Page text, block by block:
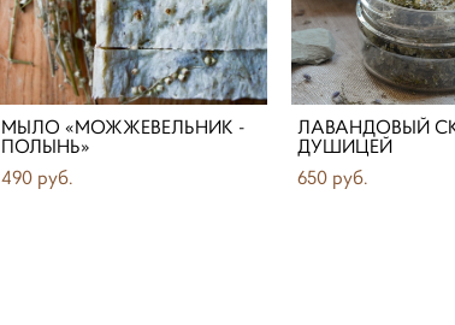
МЫЛО «МОЖЖЕВЕЛЬНИК -
ПОЛЫНЬ»
490 pуб.
ЛАВАНДОВЫЙ
ДУШИЦЕЙ
650 pуб.